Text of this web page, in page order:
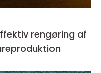
rengøring af